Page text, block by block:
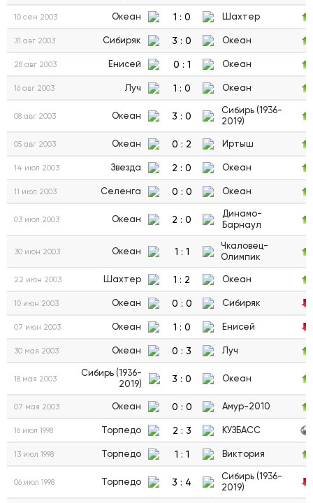
10 сен 2003 Океан 1 : 0 Шахтер
31 авг 2003 Сибиряк 3 : 0 Океан
28 авг 2003 Енисей 0 : 1 Океан
16 авг 2003 Луч 1 : 0 Океан
08 авг 2003 Океан 3 : 0
Сибирь (1936-
2019)
05 авг 2003 Океан 0 : 2 Иртыш
14 июл 2003 Звезда 2 : 0 Океан
11 июл 2003 Селенга 0 : 0 Океан
03 июл 2003 Океан 2 : 0
Динамо-
Барнаул
30 июн 2003 Океан 1 : 1
Чкаловец-
Олимпик
22 июн 2003 Шахтер 1 : 2 Океан
10 июн 2003 Океан 0 : 0 Сибиряк
07 июн 2003 Океан 1 : 0 Енисей
30 мая 2003 Океан 0 : 3 Луч
18 мая 2003
Сибирь (1936-
2019)
3 : 0 Океан
07 мая 2003 Океан 0 : 0 Амур-2010
16 июл 1998 Торпедо 2 : 3 КУЗБАСС
13 июл 1998 Торпедо 1 : 1 Виктория
06 июл 1998 Торпедо 3 : 4
Сибирь (1936-
2019)